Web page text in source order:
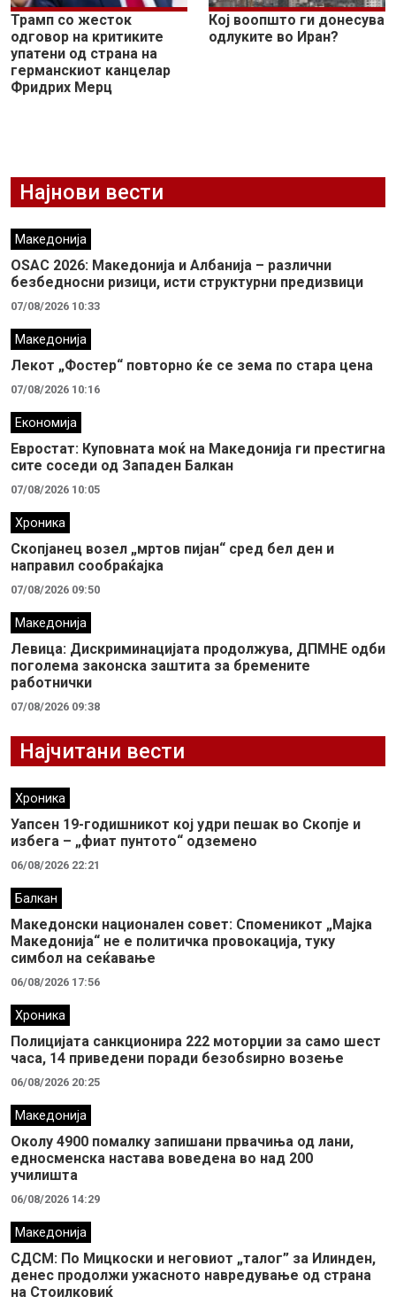
Трамп со жесток
одговор на критиките
упатени од страна на
германскиот канцелар
Фридрих Мерц
Кој воопшто ги донесува
одлуките во Иран?
Најнови вести
Македонија
OSAC 2026: Македонија и Албанија – различни
безбедносни ризици, исти структурни предизвици
07/08/2026 10:33
Македонија
Лекот „Фостер“ повторно ќе се зема по стара цена
07/08/2026 10:16
Економија
Евростат: Куповната моќ на Македонија ги престигна
сите соседи од Западен Балкан
07/08/2026 10:05
Хроника
Скопјанец возел „мртов пијан“ сред бел ден и
направил сообраќајка
07/08/2026 09:50
Македонија
Левица: Дискриминацијата продолжува, ДПМНЕ одби
поголема законска заштита за бремените
работнички
07/08/2026 09:38
Најчитани вести
Хроника
Уапсен 19-годишникот кој удри пешак во Скопје и
избега – „фиат пунтото“ одземено
06/08/2026 22:21
Балкан
Македонски национален совет: Споменикот „Мајка
Македонија“ не е политичка провокација, туку
симбол на сеќавање
06/08/2026 17:56
Хроника
Полицијата санкционира 222 моторџии за само шест
часа, 14 приведени поради безобѕирно возење
06/08/2026 20:25
Македонија
Околу 4900 помалку запишани првачиња од лани,
едносменска настава воведена во над 200
училишта
06/08/2026 14:29
Македонија
СДСМ: По Мицкоски и неговиот „талог” за Илинден,
денес продолжи ужасното навредување од страна
на Стоилковиќ